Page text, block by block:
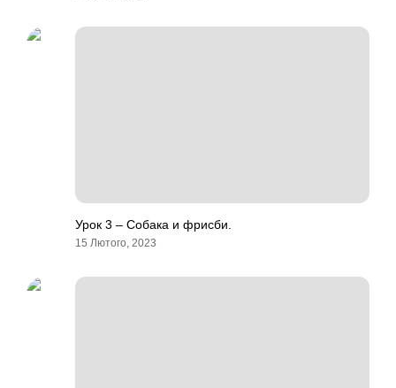
Урок 3 – Собака и фрисби.
15 Лютого, 2023